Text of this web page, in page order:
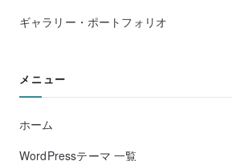
ギャラリー・ポートフォリオ
メニュー
ホーム
WordPressテーマ 一覧